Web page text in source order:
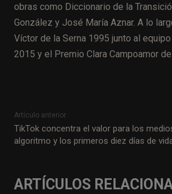
obras como Diccionario de la
González y José María Aznar. A lo
Víctor de la Serna 1995 junto al
2015 y el Premio Clara Campoamor
Artículo anterior
TikTok concentra el valor para los
algoritmo y los primeros diez días de
ARTÍCULOS